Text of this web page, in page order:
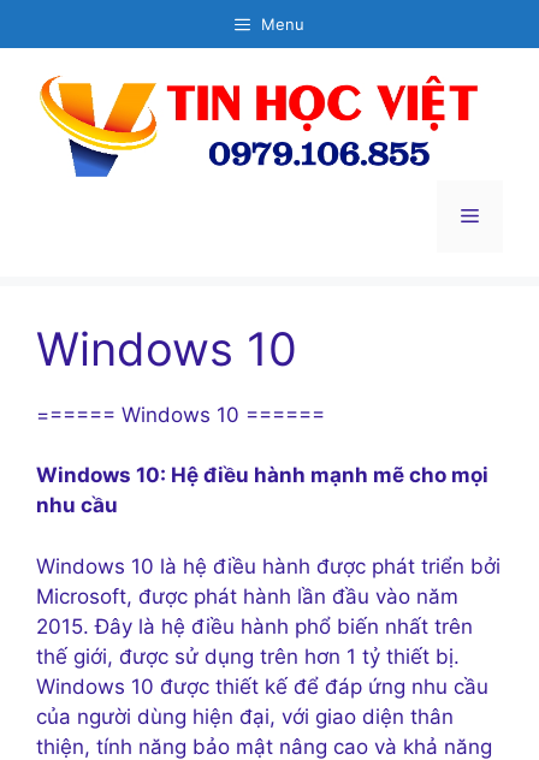
đến
dung
Menu
Menu
Windows 10
====== Windows 10 ======
Windows 10: Hệ điều hành mạnh mẽ cho mọi
nhu cầu
Windows 10 là hệ điều hành được phát triển bởi
Microsoft, được phát hành lần đầu vào năm
2015. Đây là hệ điều hành phổ biến nhất trên
thế giới, được sử dụng trên hơn 1 tỷ thiết bị.
Windows 10 được thiết kế để đáp ứng nhu cầu
của người dùng hiện đại, với giao diện thân
thiện, tính năng bảo mật nâng cao và khả năng